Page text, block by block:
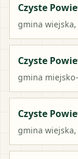
Czyste
gmina wiejska
Czyste
gmina
Czyste
gmina wiejska